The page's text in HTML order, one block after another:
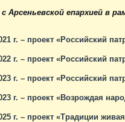
епархией в
г. – проект «Российский
г. – проект «Российский
г. – проект «Российский
г. – проект «Возрождая
г. – проект «Традиции